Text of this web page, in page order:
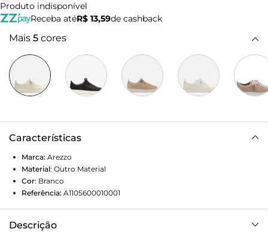
Produto indisponível
Receba atéR$ 13,59de cashback
Mais 5 cores
Características
Marca: Arezzo
Material: Outro Material
Cor: Branco
Referência: A1105600010001
Descrição